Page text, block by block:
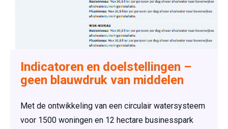
Indicatoren en doelstellingen –
geen blauwdruk van middelen
Met de ontwikkeling van een circulair watersysteem
voor 1500 woningen en 12 hectare businesspark